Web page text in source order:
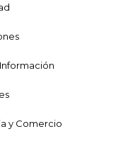
y Comercio